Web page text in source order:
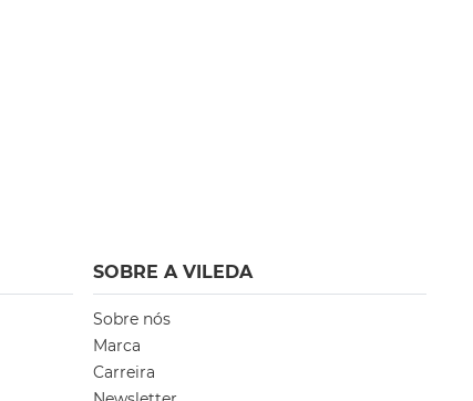
SOBRE A VILEDA
Sobre nós
Marca
Carreira